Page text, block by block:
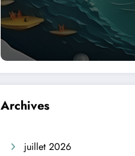
Archives
juillet 2026